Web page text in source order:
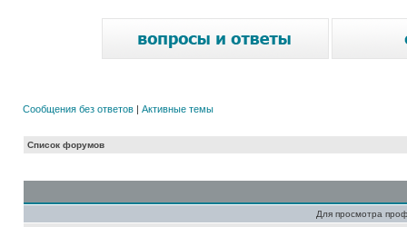
Сообщения без ответов | Активные темы
Список форумов
Для просмотра